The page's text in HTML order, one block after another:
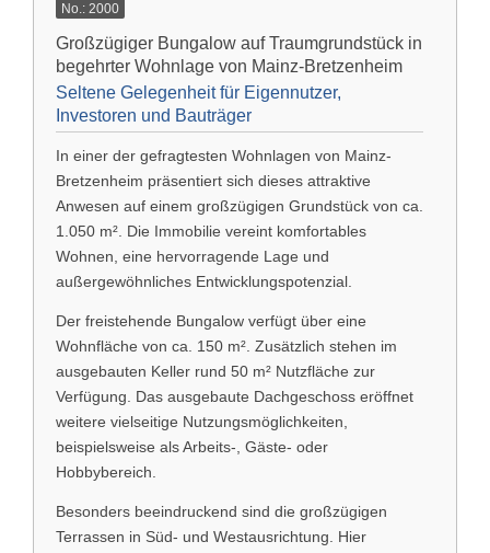
No.: 2000
Großzügiger Bungalow auf Traumgrundstück in
begehrter Wohnlage von Mainz-Bretzenheim
Seltene Gelegenheit für Eigennutzer,
Investoren und Bauträger
In einer der gefragtesten Wohnlagen von Mainz-
Bretzenheim präsentiert sich dieses attraktive
Anwesen auf einem großzügigen Grundstück von ca.
1.050 m². Die Immobilie vereint komfortables
Wohnen, eine hervorragende Lage und
außergewöhnliches Entwicklungspotenzial.
Der freistehende Bungalow verfügt über eine
Wohnfläche von ca. 150 m². Zusätzlich stehen im
ausgebauten Keller rund 50 m² Nutzfläche zur
Verfügung. Das ausgebaute Dachgeschoss eröffnet
weitere vielseitige Nutzungsmöglichkeiten,
beispielsweise als Arbeits-, Gäste- oder
Hobbybereich.
Besonders beeindruckend sind die großzügigen
Terrassen in Süd- und Westausrichtung. Hier